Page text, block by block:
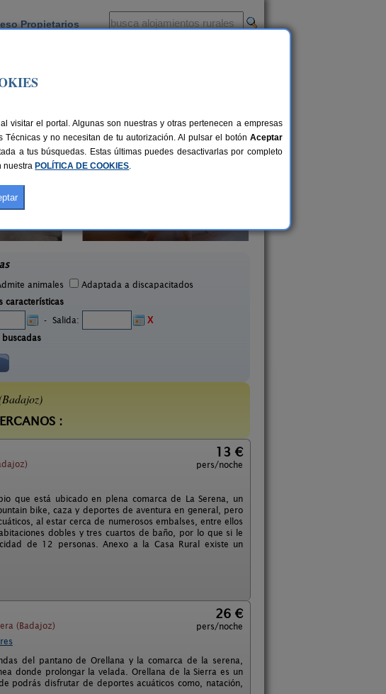
Propietarios
Esparragosa de Lares
animales
Adaptada a discapacitados
características
- Salida:
X
buscadas
:
13 €
pers/noche
que está ubicado en plena comarca de La Serena, un
bike, caza y deportes de aventura en general, pero
al estar cerca de numerosos embalses, entre ellos
dobles y tres cuartos de baño, por lo que si le
de 12 personas. Anexo a la Casa Rural existe un
(Badajoz)
26 €
pers/noche
del pantano de Orellana y la comarca de la serena,
donde prolongar la velada. Orellana de la Sierra es un
podrás disfrutar de deportes acuáticos como, natación,
visitar el portal. Algunas son nuestras y otras pertenecen a empresas
y no necesitan de tu autorización. Al pulsar el botón Aceptar
a tus búsquedas. Estas últimas puedes desactivarlas por completo
nuestra POLÍTICA DE COOKIES.